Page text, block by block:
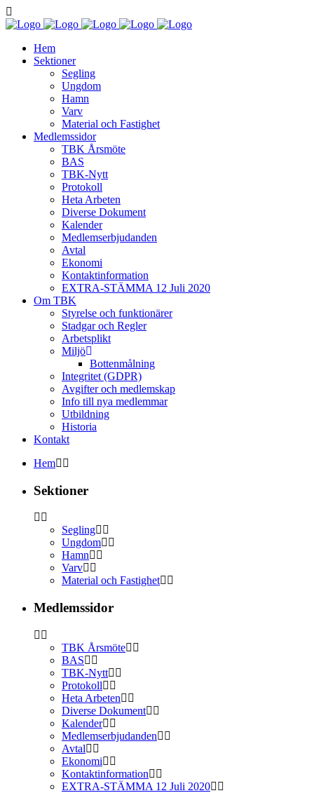
Hem
Sektioner
Segling
Ungdom
Hamn
Varv
Material och Fastighet
Medlemssidor
TBK Årsmöte
BAS
TBK-Nytt
Protokoll
Heta Arbeten
Diverse Dokument
Kalender
Medlemserbjudanden
Avtal
Ekonomi
Kontaktinformation
EXTRA-STÄMMA 12 Juli 2020
Om TBK
Styrelse och funktionärer
Stadgar och Regler
Arbetsplikt
Miljö
Bottenmålning
Integritet (GDPR)
Avgifter och medlemskap
Info till nya medlemmar
Utbildning
Historia
Kontakt
Hem
Sektioner
Segling
Ungdom
Hamn
Varv
Material och Fastighet
Medlemssidor
TBK Årsmöte
BAS
TBK-Nytt
Protokoll
Heta Arbeten
Diverse Dokument
Kalender
Medlemserbjudanden
Avtal
Ekonomi
Kontaktinformation
EXTRA-STÄMMA 12 Juli 2020